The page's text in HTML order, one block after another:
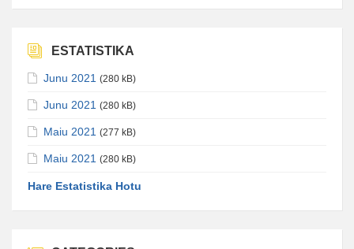
ESTATISTIKA
Junu 2021 (280 kB)
Junu 2021 (280 kB)
Maiu 2021 (277 kB)
Maiu 2021 (280 kB)
Hare Estatistika Hotu